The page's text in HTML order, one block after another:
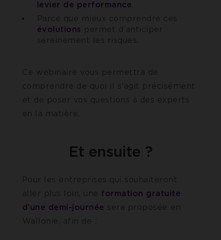
levier de performance.
Parce que mieux comprendre ces
évolutions permet d’anticiper
sereinement les risques.
Ce webinaire vous permettra de
comprendre de quoi il s’agit précisément
et de poser vos questions à des experts
en la matière.
Et ensuite ?
Pour les entreprises qui souhaiteront
aller plus loin, une formation gratuite
d’une demi-journée sera proposée en
Wallonie, afin de :